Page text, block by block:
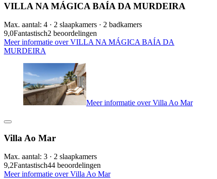
VILLA NA MÁGICA BAÍA DA MURDEIRA
Max. aantal: 4 · 2 slaapkamers · 2 badkamers
9,0Fantastisch2 beoordelingen
Meer informatie over VILLA NA MÁGICA BAÍA DA
MURDEIRA
Meer informatie over Villa Ao Mar
Villa Ao Mar
Max. aantal: 3 · 2 slaapkamers
9,2Fantastisch44 beoordelingen
Meer informatie over Villa Ao Mar